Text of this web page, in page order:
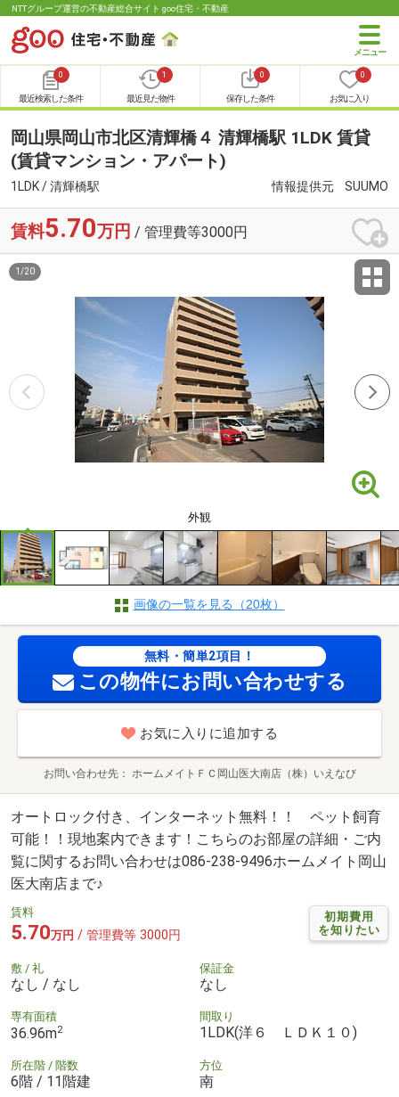
NTTグループ運営の不動産総合サイト goo住宅・不動産
0
最近検索した条件
1
最近見た物件
0
保存した条件
0
お気に入り
岡山県岡山市北区清輝橋４ 清輝橋駅 1LDK 賃貸
(賃貸マンション・アパート)
1LDK / 清輝橋駅 情報提供元 SUUMO
賃料5.70万円 / 管理費等3000円
外観
1 /20
画像の一覧を見る（20枚）
無料・簡単2項目！
この物件にお問い合わせする
お気に入りに追加する
お問い合わせ先 ホームメイトＦＣ岡山医大南店（株）いえなび
オートロック付き、インターネット無料！！ ペット飼育
可能！！現地案内できます！こちらのお部屋の詳細・ご内
覧に関するお問い合わせは086-238-9496ホームメイト岡山
医大南店まで♪
初期費用
を知りたい
賃料
5.70万円 / 管理費等 3000円
敷 / 礼
なし / なし
保証金
なし
専有面積
36.96m2
間取り
1LDK(洋６ ＬＤＫ１０)
所在階 / 階数
6階 / 11階建
方位
南